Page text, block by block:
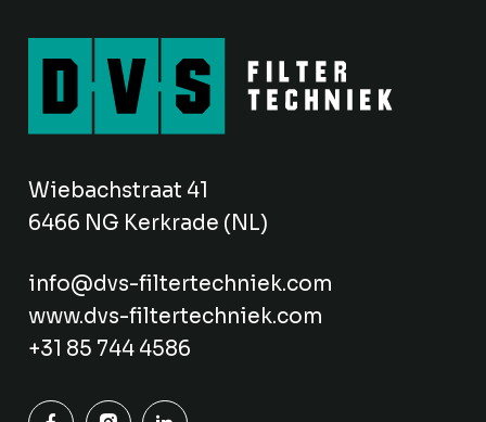
Wiebachstraat 41
6466 NG Kerkrade (NL)
info@dvs-filtertechniek.com
www.dvs-filtertechniek.com
+31 85 744 4586